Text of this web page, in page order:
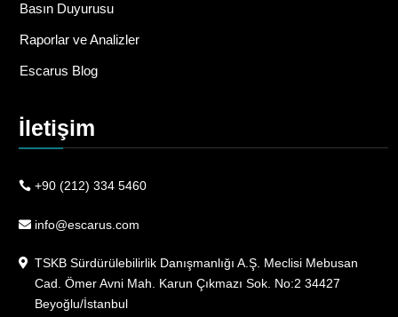
Basın Duyurusu
Raporlar ve Analizler
Escarus Blog
İletişim
+90 (212) 334 5460
info@escarus.com
TSKB Sürdürülebilirlik Danışmanlığı A.Ş. Meclisi Mebusan
Cad. Ömer Avni Mah. Karun Çıkmazı Sok. No:2 34427
Beyoğlu/İstanbul